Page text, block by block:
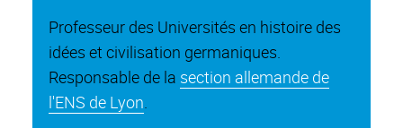
Professeur des Universités en histoire des
idées et civilisation germaniques.
Responsable de la section allemande de
l'ENS de Lyon.